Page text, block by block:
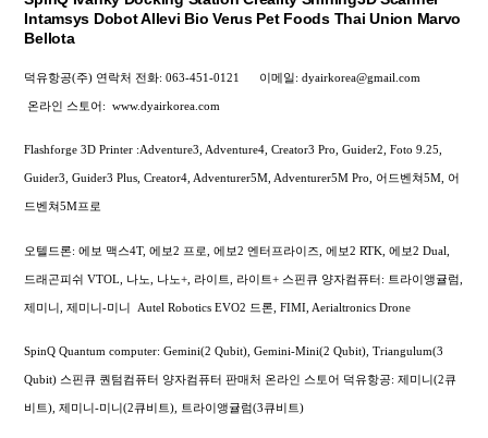
Intamsys Dobot Allevi Bio Verus Pet Foods Thai Union Marvo
Bellota
덕유항공(주) 연락처 전화: 063-451-0121 이메일: dyairkorea@gmail.com
온라인 스토어: www.dyairkorea.com
Flashforge 3D Printer :Adventure3, Adventure4, Creator3 Pro, Guider2, Foto 9.25,
Guider3, Guider3 Plus, Creator4, Adventurer5M, Adventurer5M Pro, 어드벤쳐5M, 어
드벤쳐5M프로
오텔드론: 에보 맥스4T, 에보2 프로, 에보2 엔터프라이즈, 에보2 RTK, 에보2 Dual,
드래곤피쉬 VTOL, 나노, 나노+, 라이트, 라이트+ 스핀큐 양자컴퓨터: 트라이앵귤럼,
제미니, 제미니-미니 Autel Robotics EVO2 드론, FIMI, Aerialtronics Drone
SpinQ Quantum computer: Gemini(2 Qubit), Gemini-Mini(2 Qubit), Triangulum(3
Qubit) 스핀큐 퀀텀컴퓨터 양자컴퓨터 판매처 온라인 스토어 덕유항공: 제미니(2큐
비트), 제미니-미니(2큐비트), 트라이앵귤럼(3큐비트)